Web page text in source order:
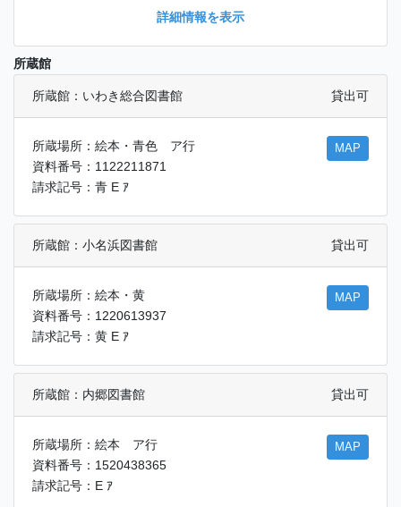
詳細情報を表示
所蔵館
所蔵館：いわき総合図書館 貸出可
所蔵場所：絵本・青色 ア行
資料番号：1122211871
請求記号：青 E ｱ
MAP
所蔵館：小名浜図書館 貸出可
所蔵場所：絵本・黄
資料番号：1220613937
請求記号：黄 E ｱ
MAP
所蔵館：内郷図書館 貸出可
所蔵場所：絵本 ア行
資料番号：1520438365
請求記号：E ｱ
MAP